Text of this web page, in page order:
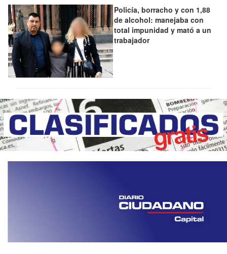
Policía, borracho y con 1,88
de alcohol: manejaba con
total impunidad y mató a un
trabajador